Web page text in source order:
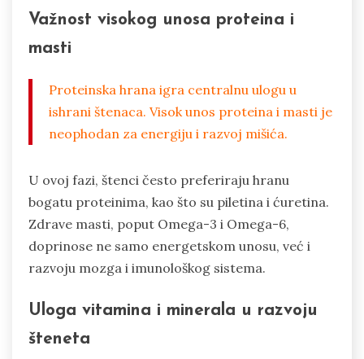
Važnost visokog unosa proteina i
masti
Proteinska hrana igra centralnu ulogu u
ishrani štenaca. Visok unos proteina i masti je
neophodan za energiju i razvoj mišića.
U ovoj fazi, štenci često preferiraju hranu
bogatu proteinima, kao što su piletina i ćuretina.
Zdrave masti, poput Omega-3 i Omega-6,
doprinose ne samo energetskom unosu, već i
razvoju mozga i imunološkog sistema.
Uloga vitamina i minerala u razvoju
šteneta